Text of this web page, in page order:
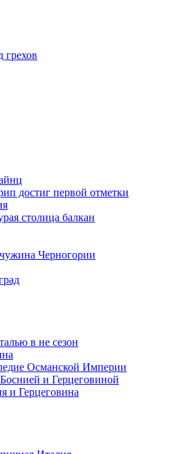
грехов
достиг первой отметки
столица балкан
Черногории
в не сезон
Османской Империи
и Герцеговиной
и Герцеговина